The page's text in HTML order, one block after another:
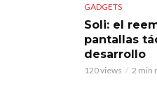
GADGETS
Soli: el
pantallas
desarrollo
120 views 2 min